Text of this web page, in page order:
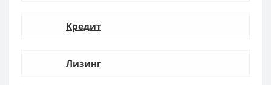
Кредит
Лизинг